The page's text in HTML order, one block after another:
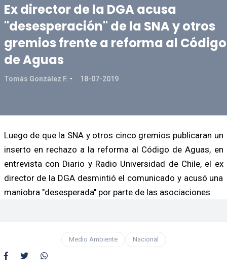
Ex director de la DGA acusa
"desesperación" de la SNA y otros
gremios frente a reforma al Código
de Aguas
Tomás González F. 18-07-2019
Luego de que la SNA y otros cinco gremios publicaran un
inserto en rechazo a la reforma al Código de Aguas, en
entrevista con Diario y Radio Universidad de Chile, el ex
director de la DGA desmintió el comunicado y acusó una
maniobra "desesperada" por parte de las asociaciones.
Medio Ambiente Nacional